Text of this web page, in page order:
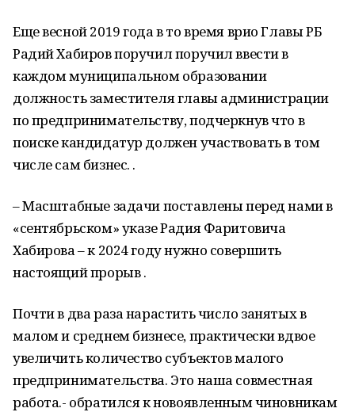
Еще весной 2019 года в то время врио Главы РБ
Радий Хабиров поручил поручил ввести в
каждом муниципальном образовании
должность заместителя главы администрации
по предпринимательству, подчеркнув что в
поиске кандидатур должен участвовать в том
числе сам бизнес. .
– Масштабные задачи поставлены перед нами в
«сентябрьском» указе Радия Фаритовича
Хабирова – к 2024 году нужно совершить
настоящий прорыв .
Почти в два раза нарастить число занятых в
малом и среднем бизнесе, практически вдвое
увеличить количество субъектов малого
предпринимательства. Это наша совместная
работа.- обратился к новоявленным чиновникам